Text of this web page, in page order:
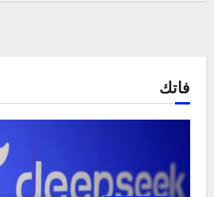
فاتك